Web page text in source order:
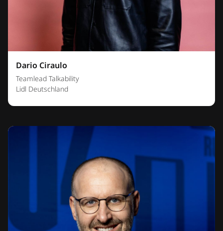
Dario Ciraulo
Teamlead Talkability
Lidl Deutschland